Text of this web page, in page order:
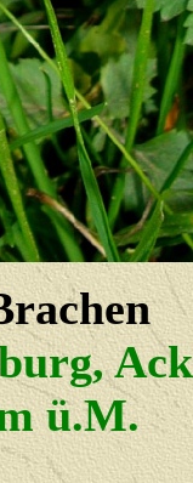
ü.M.